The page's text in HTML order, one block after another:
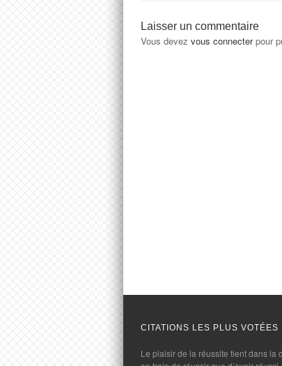
Laisser un commentaire
Vous devez vous connecterpour
CITATIONS LES PLUS VOTÉES
Le plaisir de la réussite tient dans la